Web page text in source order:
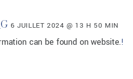
6 JUILLET 2024 @ 13 H 50 MIN
can be found on website.!